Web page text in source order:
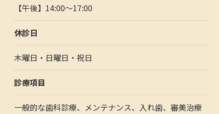
【午後】14:00～17:00
休診日
木曜日・日曜日・祝日
診療項目
一般的な歯科診療、メンテナンス、入れ歯、審美治療